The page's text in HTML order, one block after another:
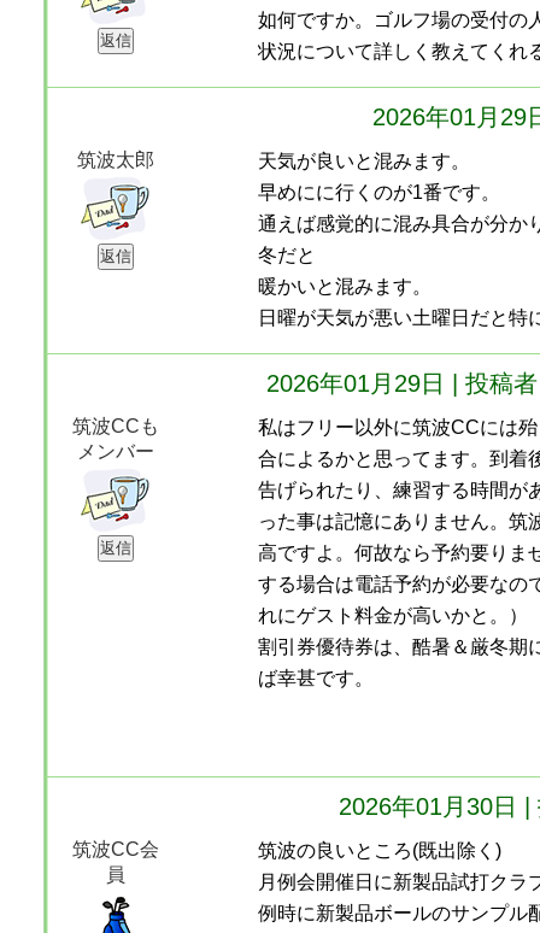
如何ですか。ゴルフ場の受付の
状況について詳しく教えてくれ
2026年01月29
筑波太郎
天気が良いと混みます。
早めにに行くのが1番です。
通えば感覚的に混み具合が分か
冬だと
暖かいと混みます。
日曜が天気が悪い土曜日だと特
2026年01月29日 | 投稿
筑波CCも
メンバー
私はフリー以外に筑波CCには
合によるかと思ってます。到着
告げられたり、練習する時間が
った事は記憶にありません。筑
高ですよ。何故なら予約要りま
する場合は電話予約が必要なの
れにゲスト料金が高いかと。）
割引券優待券は、酷暑＆厳冬期
ば幸甚です。
2026年01月30日 |
筑波CC会
員
筑波の良いところ(既出除く)
月例会開催日に新製品試打ク
例時に新製品ボールのサンプル